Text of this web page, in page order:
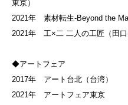
東京）
2021年 素材転生-Beyond the
2021年 工×二 二人の工匠（田口
◆アートフェア
2017年 アート台北（台湾）
2021年 アートフェア東京